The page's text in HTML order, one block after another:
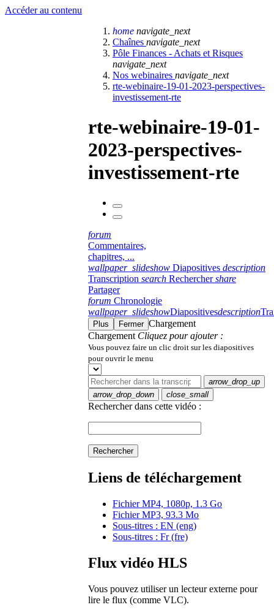
Accéder au contenu
home navigate_next
Chaînes navigate_next
Pôle Finances - Achats et Risques
navigate_next
Nos webinaires navigate_next
rte-webinaire-19-01-2023-perspectives-
investissement-rte
rte-webinaire-19-01-
2023-perspectives-
investissement-rte
forum
Commentaires,
chapitres, ...
wallpaper_slideshow Diapositives description
Transcription search Rechercher share
Partager
forum Chronologie
wallpaper_slideshowDiapositivesdescription
Plus Fermer Chargement
Chargement Cliquez pour ajouter :
Vous pouvez faire un clic droit sur les diapositives
pour ouvrir le menu
arrow_drop_up
arrow_drop_down
close_small
Rechercher dans cette vidéo :
Rechercher
Liens de téléchargement
Fichier MP4, 1080p, 1.3 Go
Fichier MP3, 93.3 Mo
Sous-titres : EN (eng)
Sous-titres : Fr (fre)
Flux vidéo HLS
Vous pouvez utiliser un lecteur externe pour
lire le flux (comme VLC).